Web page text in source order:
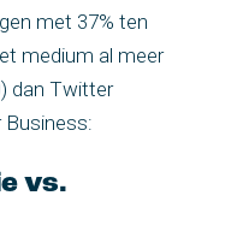
met 37% ten
medium al meer
dan Twitter
Business:
vs.